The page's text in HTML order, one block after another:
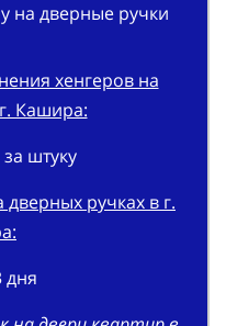
на дверные ручки
хенгеров на
Кашира:
штуку
ручках в г.
дня